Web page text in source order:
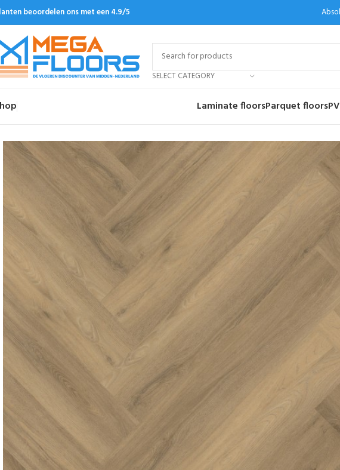
beoordelen ons met een 4.9/5
SELECT CATEGORY
Laminate floorsParquet floors